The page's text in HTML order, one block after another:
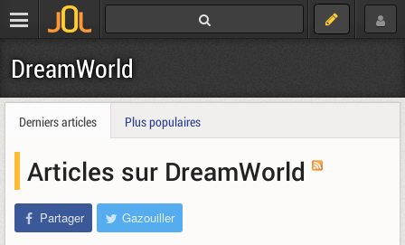
DreamWorld
Derniers articles Plus populaires
Articles sur DreamWorld
Partager Gazouiller